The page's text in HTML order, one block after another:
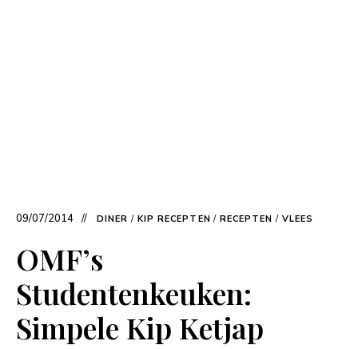
09/07/2014 DINER / KIP RECEPTEN / RECEPTEN / VLEES
OMF’s
Studentenkeuken:
Simpele Kip Ketjap